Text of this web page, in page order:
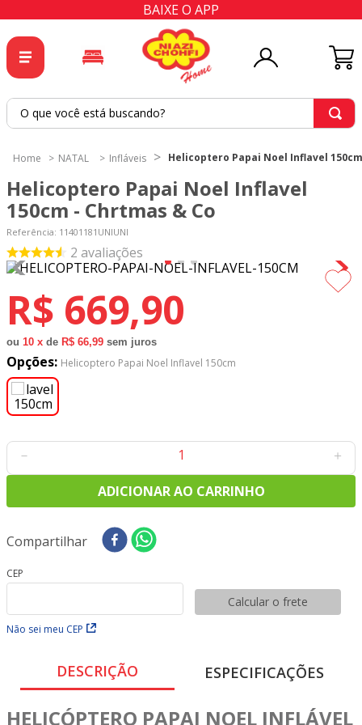
BAIXE O APP
O que você está buscando?
NATAL Infláveis Helicoptero Papai Noel Inflavel
Helicoptero Papai Noel Inflavel
150cm - Chrtmas & Co
Referência: 11401181UNIUNI
2 avaliações
R$ 669,90
ou 10 x de R$ 66,99 sem juros
Opções: Helicoptero Papai Noel Inflavel 150cm
＋
－
ADICIONAR AO CARRINHO
Compartilhar
CEP
Não sei meu CEP
Calcular o frete
DESCRIÇÃO ESPECIFICAÇÕES
HELICÓPTERO PAPAI NOEL INFLÁVEL
2º
tapete
cortina
4º
tapetes
6º
tecido tricoline
7º
percal
8º
tricoline digital
9º
tecido oxford